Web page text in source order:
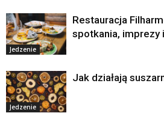
Jedzenie
Restauracja
spotkania, imprezy
Jedzenie
Jak działają